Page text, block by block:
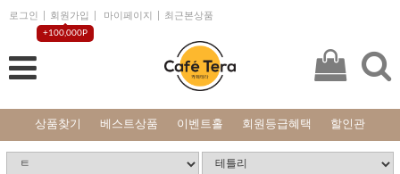
로그인 회원가입
+100,000P
마이페이지 최근본상품
상품찾기 베스트상품 이벤트홀 회원등급혜택 할인관